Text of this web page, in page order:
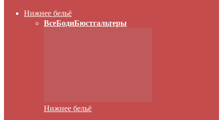
Нижнее бельё
ВсеБодиБюстгальтеры
Нижнее бельё